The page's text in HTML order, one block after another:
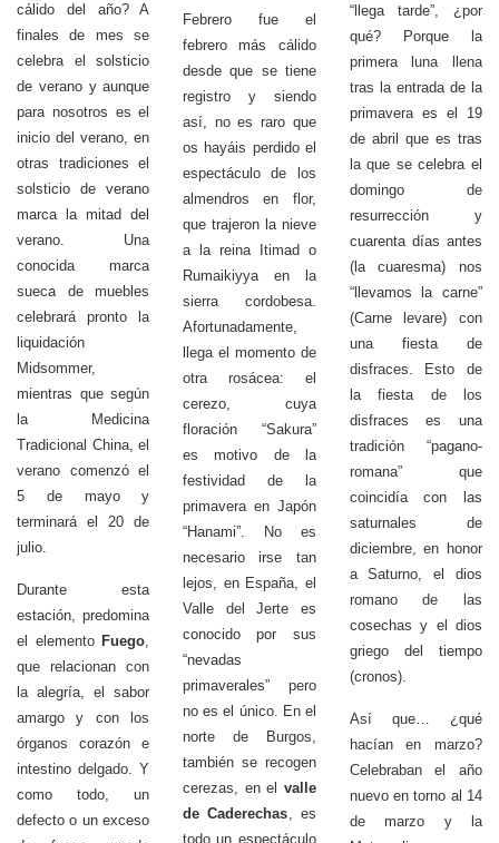
cálido del año? A
finales de mes se
celebra el solsticio
de verano y aunque
para nosotros es el
inicio del verano, en
otras tradiciones el
solsticio de verano
marca la mitad del
verano. Una
conocida marca
sueca de muebles
celebrará pronto la
liquidación
Midsommer,
mientras que según
la Medicina
Tradicional China, el
verano comenzó el
5 de mayo y
terminará el 20 de
julio.
Durante esta
estación, predomina
el elemento Fuego,
que relacionan con
la alegría, el sabor
amargo y con los
órganos corazón e
intestino delgado. Y
como todo, un
defecto o un exceso
Febrero fue el
febrero más cálido
desde que se tiene
registro y siendo
así, no es raro que
os hayáis perdido el
espectáculo de los
almendros en flor,
que trajeron la nieve
a la reina Itimad o
Rumaikiyya en la
sierra cordobesa.
Afortunadamente,
llega el momento de
otra rosácea: el
cerezo, cuya
floración “Sakura”
es motivo de la
festividad de la
primavera en Japón
“Hanami”. No es
necesario irse tan
lejos, en España, el
Valle del Jerte es
conocido por sus
“nevadas
primaverales” pero
no es el único. En el
norte de Burgos,
también se recogen
cerezas, en el valle
de Caderechas, es
todo un espectáculo
“llega tarde”, ¿por
qué? Porque la
primera luna llena
tras la entrada de la
primavera es el 19
de abril que es tras
la que se celebra el
domingo de
resurrección y
cuarenta días antes
(la cuaresma) nos
“llevamos la carne”
(Carne levare) con
una fiesta de
disfraces. Esto de
la fiesta de los
disfraces es una
tradición “pagano-
romana” que
coincidía con las
saturnales de
diciembre, en honor
a Saturno, el dios
romano de las
cosechas y el dios
griego del tiempo
(cronos).
Así que… ¿qué
hacían en marzo?
Celebraban el año
nuevo en torno al 14
de marzo y la